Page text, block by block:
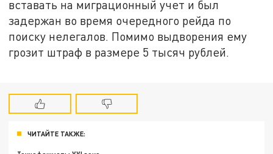
вставать на миграционный учет и был
задержан во время очередного рейда по
поиску нелегалов. Помимо выдворения ему
грозит штраф в размере 5 тысяч рублей.
ЧИТАЙТЕ ТАКЖЕ: